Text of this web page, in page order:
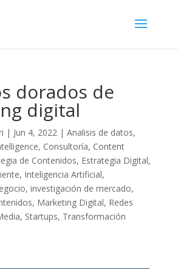
dorados de
digital
| Jun 4, 2022| Analisis de datos,
, Consultoría, Content
de Contenidos, Estrategia Digital,
, Inteligencia Artificial,
, investigación de mercado,
, Marketing Digital, Redes
, Startups, Transformación